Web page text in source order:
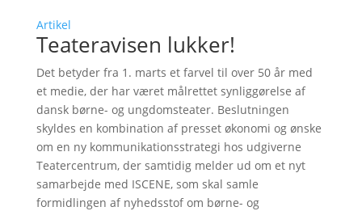
Artikel
Teateravisen lukker!
Det betyder fra 1. marts et farvel til over 50 år med
et medie, der har været målrettet synliggørelse af
dansk børne- og ungdomsteater. Beslutningen
skyldes en kombination af presset økonomi og ønske
om en ny kommunikationsstrategi hos udgiverne
Teatercentrum, der samtidig melder ud om et nyt
samarbejde med ISCENE, som skal samle
formidlingen af nyhedsstof om børne- og